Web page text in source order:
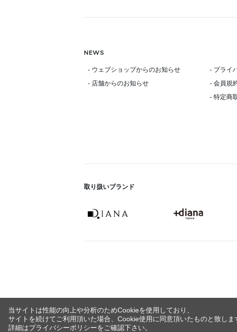
NEWS
- ウェブショップからのお知らせ
- 店舗からのお知らせ
- プライ
- 会員規
- 特定商
取り扱いブランド
当サイトは性能の向上や分析のためCookieを使用しており、
サイトを続けてご利用頂いた場合、Cookie使用に同意頂いたものと致しま
詳細はプライバシーポリシーをご確認下さい。